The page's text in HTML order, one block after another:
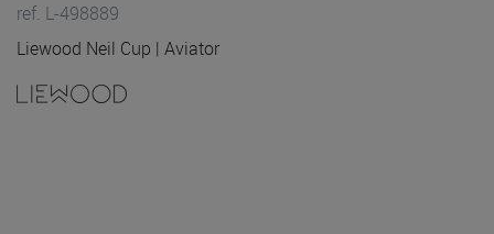
ref. L-498889
Liewood Neil Cup | Aviator